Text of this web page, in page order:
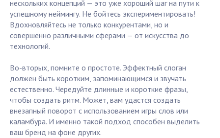
нескольких концепций — это уже хороший шаг на пути к
успешному неймингу. Не бойтесь экспериментировать!
Вдохновляйтесь не только конкурентами, но и
совершенно различными сферами — от искусства до
технологий.
Во-вторых, помните о простоте. Эффектный слоган
должен быть коротким, запоминающимся и звучать
естественно. Чередуйте длинные и короткие фразы,
чтобы создать ритм. Может, вам удастся создать
внезапный поворот с использованием игры слов или
каламбура. И именно такой подход способен выделить
ваш бренд на фоне других.